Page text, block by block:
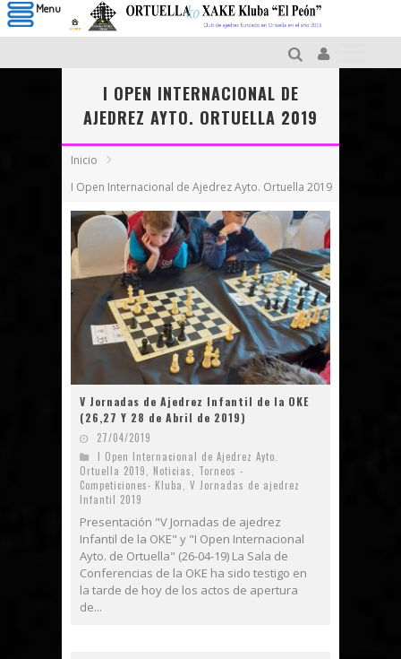
I OPEN INTERNACIONAL DE
AJEDREZ AYTO. ORTUELLA 2019
Inicio
I Open Internacional de Ajedrez Ayto. Ortuella 2019
V Jornadas de Ajedrez Infantil de la OKE
(26,27 Y 28 de Abril de 2019)
27/04/2019
I Open Internacional de Ajedrez Ayto.
Ortuella 2019
Noticias
Torneos -
Competiciones- Kluba
V Jornadas de ajedrez
Infantil 2019
Presentación "V Jornadas de ajedrez
Infantil de la OKE" y "I Open Internacional
Ayto. de Ortuella" (26-04-19) La Sala de
Conferencias de la OKE ha sido testigo en
la tarde de hoy de los actos de apertura
de...
Menu